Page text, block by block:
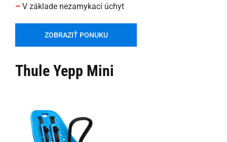
– V základe nezamykací úchyt
ZOBRAZIŤ PONUKU
Thule Yepp Mini